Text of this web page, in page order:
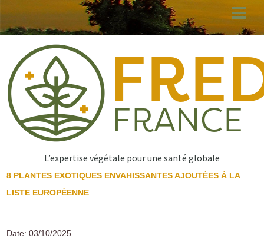
au
principal
L’expertise végétale pour une santé globale
8 PLANTES EXOTIQUES ENVAHISSANTES AJOUTÉES À LA
LISTE EUROPÉENNE
Date: 03/10/2025